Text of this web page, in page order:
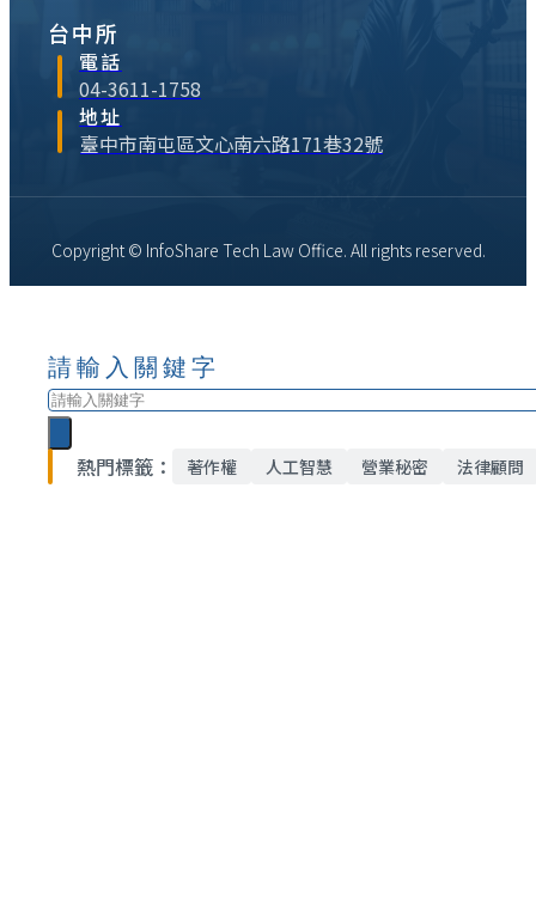
台中所
電話
04-3611-1758
地址
臺中市南屯區文心南六路171巷32號
Copyright © InfoShare Tech Law Office. All rights reserved.
請輸入關鍵字
搜
尋
熱門標籤：
著作權 人工智慧 營業秘密 法律顧問